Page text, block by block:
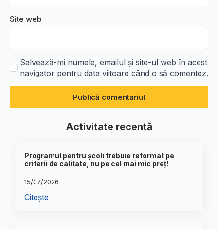
Site web
Salvează-mi numele, emailul și site-ul web în acest
navigator pentru data viitoare când o să comentez.
Activitate recentă
Programul pentru școli trebuie reformat pe
criterii de calitate, nu pe cel mai mic preț!
15/07/2026
Citește